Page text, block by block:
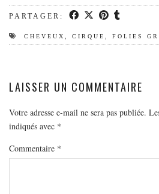
PARTAGER:
CHEVEUX , CIRQUE , FOLIES
LAISSER UN COMMENTAIRE
Votre adresse e-mail ne sera pas publiée.
indiqués avec *
Commentaire *